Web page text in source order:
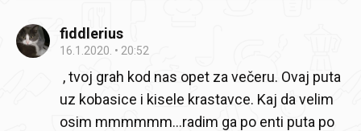
fiddlerius
16.1.2020. 20:52
, tvoj grah kod nas opet za večeru. Ovaj puta
uz kobasice i kisele krastavce. Kaj da velim
osim mmmmmm...radim ga po enti puta po